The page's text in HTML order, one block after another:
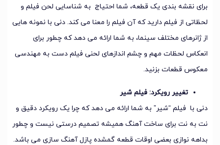
برای نقشه بندی یک قطعه، شما احتیاج به شناسایی لحن فیلم و
لحظاتی از فیلم دارید که آن فیلم را معنا می کند. دنی با نمونه هایی
از ژانرهای مختلف سینما، به شما ارائه می دهد که چطور برای
انعکاس لحظات مهم و چشم اندازهای لحنی فیلم دست به مهندسی
معکوس قطعات بزنید.
تغییر رویکرد: فیلم شیر
دنی با فیلم “شیر” به شما ارائه می دهد که چرا یک رویکرد دقیق و
نت به نت برای ساخت آهنگ همیشه تصمیم درستی نیست و چطور
بداهه نوازی بعضی اوقات قطعه گمشده پازل آهنگ سازی می باشد.